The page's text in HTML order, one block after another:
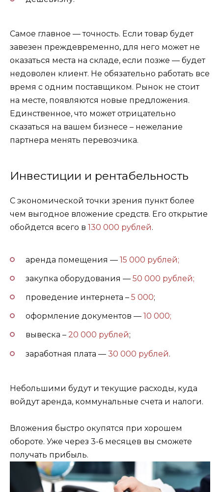
Самое главное — точность. Если товар будет
завезен преждевременно, для него может не
оказаться места на складе, если позже — будет
недоволен клиент. Не обязательно работать все
время с одним поставщиком. Рынок не стоит
на месте, появляются новые предложения.
Единственное, что может отрицательно
сказаться на вашем бизнесе – нежелание
партнера менять перевозчика.
Инвестиции и рентабельность
С экономической точки зрения пункт более
чем выгодное вложение средств. Его открытие
обойдется всего в 130 000 рублей.
аренда помещения — 15 000 рублей;
закупка оборудования — 50 000 рублей;
проведение интернета – 5 000;
оформление документов — 10 000;
вывеска – 20 000 рублей;
заработная плата — 30 000 рублей.
Небольшими будут и текущие расходы, куда
войдут аренда, коммунальные счета и налоги.
Вложения быстро окупятся при хорошем
обороте. Уже через 3-6 месяцев вы сможете
получать прибыль.